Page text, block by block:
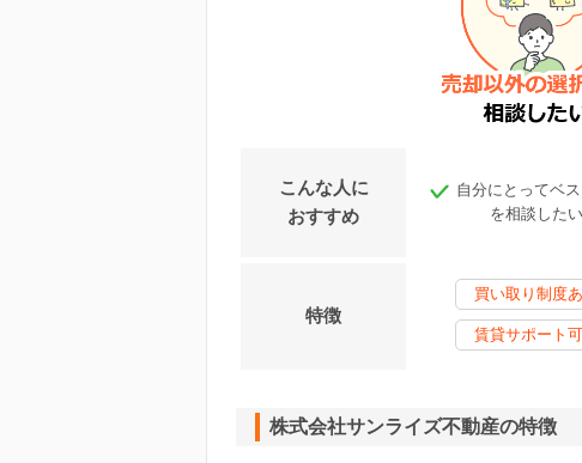
こんな人に
おすすめ
自分にとってベ
を相談したい
特徴
買い取り制度
賃貸サポート
株式会社サンライズ不動産の特徴